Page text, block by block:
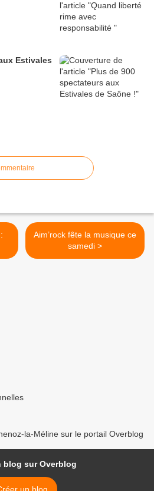
Estivales
Aim’rock fête la musique ce
samedi >
la-Méline sur le portail Overblog
blog sur Overblog